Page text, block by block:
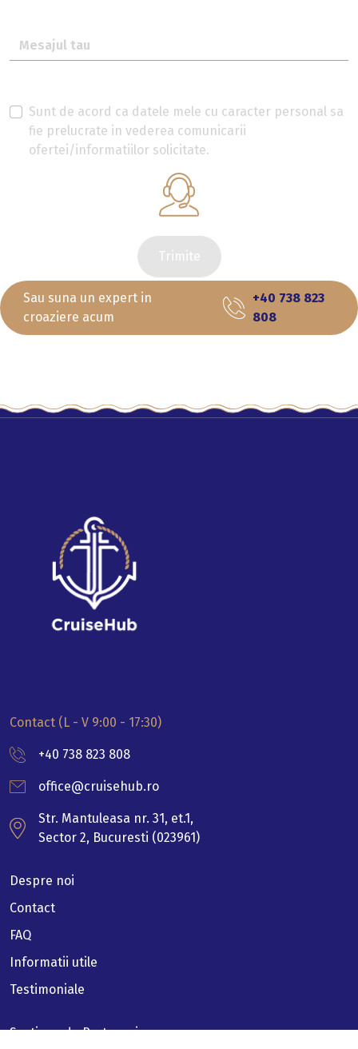
Sunt de acord ca datele mele cu caracter personal sa
fie prelucrate in vederea comunicarii
ofertei/informatiilor solicitate.
Trimite
Sau suna un expert in
croaziere acum
+40 738 823
808
Contact (L - V 9:00 - 17:30)
+40 738 823 808
office@cruisehub.ro
Str. Mantuleasa nr. 31, et.1,
Sector 2, Bucuresti (023961)
Despre noi
Contact
FAQ
Informatii utile
Testimoniale
Sectiune de Parteneri